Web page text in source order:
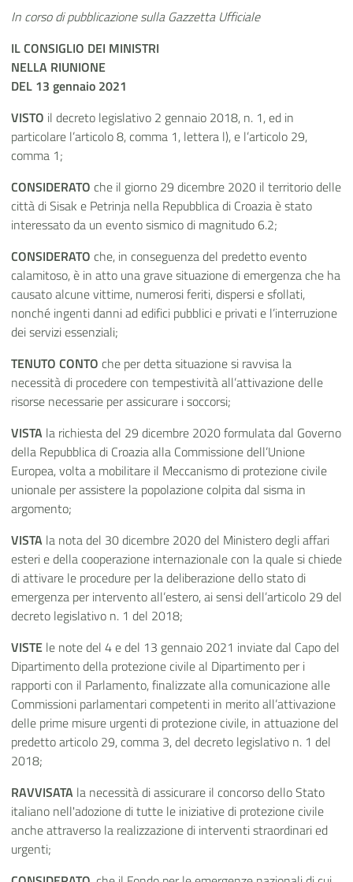
In corso di pubblicazione sulla Gazzetta Ufficiale
IL CONSIGLIO DEI MINISTRI
NELLA RIUNIONE
DEL 13 gennaio 2021
VISTO il decreto legislativo 2 gennaio 2018, n. 1, ed in
particolare l’articolo 8, comma 1, lettera l), e l’articolo 29,
comma 1;
CONSIDERATO che il giorno 29 dicembre 2020 il territorio delle
città di Sisak e Petrinja nella Repubblica di Croazia è stato
interessato da un evento sismico di magnitudo 6.2;
CONSIDERATO che, in conseguenza del predetto evento
calamitoso, è in atto una grave situazione di emergenza che ha
causato alcune vittime, numerosi feriti, dispersi e sfollati,
nonché ingenti danni ad edifici pubblici e privati e l’interruzione
dei servizi essenziali;
TENUTO CONTO che per detta situazione si ravvisa la
necessità di procedere con tempestività all’attivazione delle
risorse necessarie per assicurare i soccorsi;
VISTA la richiesta del 29 dicembre 2020 formulata dal Governo
della Repubblica di Croazia alla Commissione dell’Unione
Europea, volta a mobilitare il Meccanismo di protezione civile
unionale per assistere la popolazione colpita dal sisma in
argomento;
VISTA la nota del 30 dicembre 2020 del Ministero degli affari
esteri e della cooperazione internazionale con la quale si chiede
di attivare le procedure per la deliberazione dello stato di
emergenza per intervento all’estero, ai sensi dell’articolo 29 del
decreto legislativo n. 1 del 2018;
VISTE le note del 4 e del 13 gennaio 2021 inviate dal Capo del
Dipartimento della protezione civile al Dipartimento per i
rapporti con il Parlamento, finalizzate alla comunicazione alle
Commissioni parlamentari competenti in merito all’attivazione
delle prime misure urgenti di protezione civile, in attuazione del
predetto articolo 29, comma 3, del decreto legislativo n. 1 del
2018;
RAVVISATA la necessità di assicurare il concorso dello Stato
italiano nell'adozione di tutte le iniziative di protezione civile
anche attraverso la realizzazione di interventi straordinari ed
urgenti;